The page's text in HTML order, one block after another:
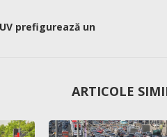
prefigurează un
ARTICOLE